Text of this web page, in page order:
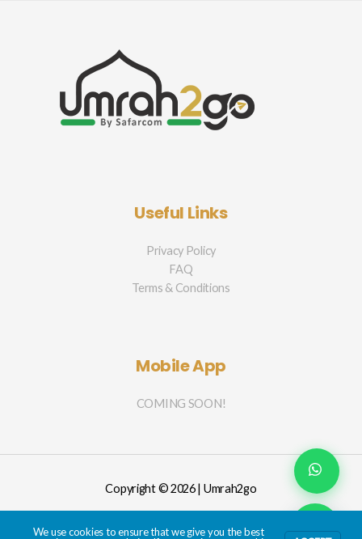
Useful Links
Privacy Policy
FAQ
Terms & Conditions
Mobile App
COMING SOON!
Copyright © 2026 | Umrah2go
We use cookies to ensure that we give you the best